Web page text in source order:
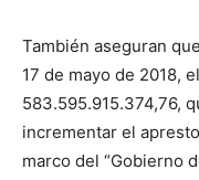
También aseguran
17 de mayo de 2018,
583.595.915.374,76,
incrementar el
marco del “Gobierno